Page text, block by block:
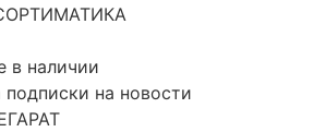
в наличии
на новости